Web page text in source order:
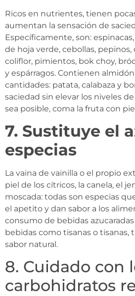
Ricos en nutrientes, tienen
aumentan la sensación de
Específicamente, son:
de hoja verde, cebollas,
coliflor, pimientos, bok choy,
y espárragos. Contienen
cantidades: patata, calabaza y
saciedad sin elevar los niveles
sea posible, coma la fruta con
7. Sustituye el
especias
La vaina de vainilla o el propio
piel de los cítricos, la canela, el
moscada: todas son especias
el apetito y dan sabor a los
consumo de bebidas
bebidas como tisanas o tisanas,
sabor natural.
8. Cuidado con
carbohidratos